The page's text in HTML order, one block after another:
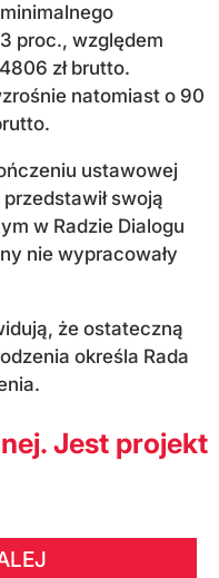
proc., względem
zł brutto.
natomiast o 90
ustawowej
swoją
w Radzie Dialogu
nie wypracowały
że ostateczną
określa Rada
Jest projekt